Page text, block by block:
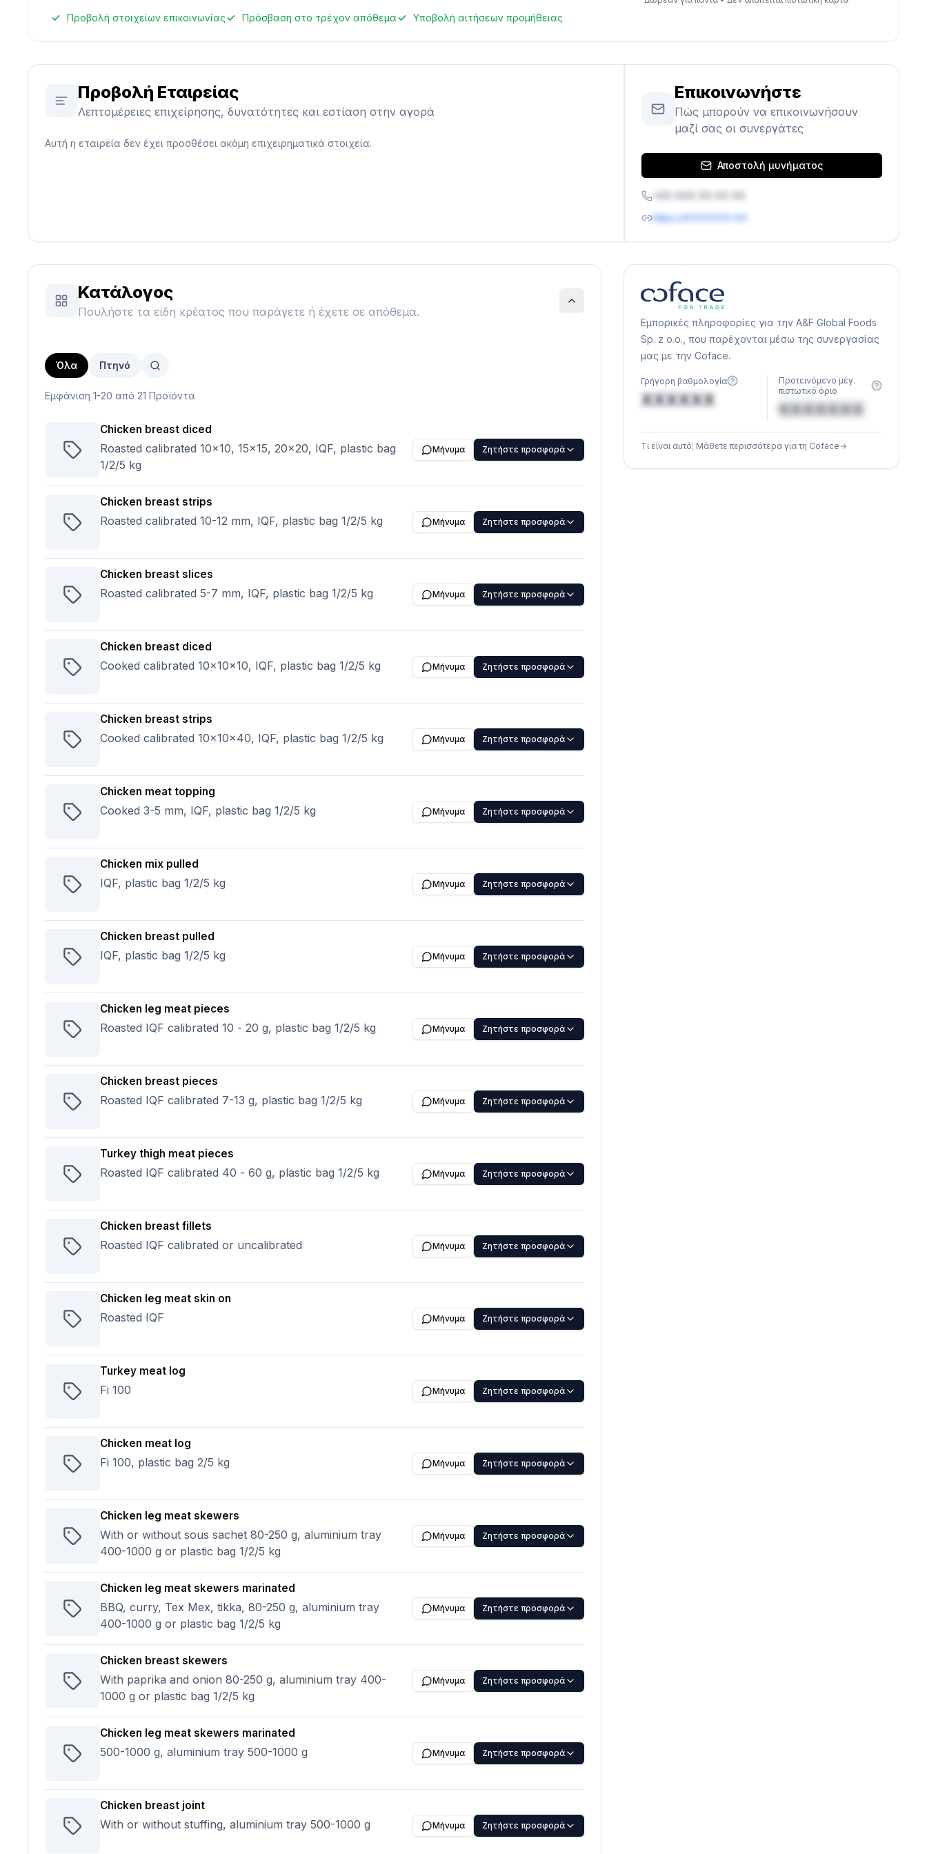
Προβολή στοιχείων επικοινωνίας Πρόσβαση στο τρέχον απόθεμα Υποβολή αιτήσεων προμήθειας
Προβολή Εταιρείας
Λεπτομέρειες επιχείρησης, δυνατότητες και εστίαση στην αγορά
Αυτή η εταιρεία δεν έχει προσθέσει ακόμη επιχειρηματικά στοιχεία.
Επικοινωνήστε
Πώς μπορούν να επικοινωνήσουν
μαζί σας οι συνεργάτες
Αποστολή μυνήματος
+XX XXX XX XX XX
https://XXXXXXX.XX
Κατάλογος
Πουλήστε τα είδη κρέατος που παράγετε ή έχετε σε απόθεμα.
Όλα Πτηνό
Εμφάνιση 1-20 από 21 Προϊόντα
Chicken breast diced
Roasted calibrated 10x10, 15x15, 20x20, IQF, plastic bag
1/2/5 kg
Μήνυμα Ζητήστε προσφορά
Chicken breast strips
Roasted calibrated 10-12 mm, IQF, plastic bag 1/2/5 kg Μήνυμα Ζητήστε προσφορά
Chicken breast slices
Roasted calibrated 5-7 mm, IQF, plastic bag 1/2/5 kg Μήνυμα Ζητήστε προσφορά
Chicken breast diced
Cooked calibrated 10x10x10, IQF, plastic bag 1/2/5 kg Μήνυμα Ζητήστε προσφορά
Chicken breast strips
Cooked calibrated 10x10x40, IQF, plastic bag 1/2/5 kg Μήνυμα Ζητήστε προσφορά
Chicken meat topping
Cooked 3-5 mm, IQF, plastic bag 1/2/5 kg Μήνυμα Ζητήστε προσφορά
Chicken mix pulled
IQF, plastic bag 1/2/5 kg Μήνυμα Ζητήστε προσφορά
Chicken breast pulled
IQF, plastic bag 1/2/5 kg Μήνυμα Ζητήστε προσφορά
Chicken leg meat pieces
Roasted IQF calibrated 10 - 20 g, plastic bag 1/2/5 kg Μήνυμα Ζητήστε προσφορά
Chicken breast pieces
Roasted IQF calibrated 7-13 g, plastic bag 1/2/5 kg Μήνυμα Ζητήστε προσφορά
Turkey thigh meat pieces
Roasted IQF calibrated 40 - 60 g, plastic bag 1/2/5 kg Μήνυμα Ζητήστε προσφορά
Chicken breast fillets
Roasted IQF calibrated or uncalibrated Μήνυμα Ζητήστε προσφορά
Chicken leg meat skin on
Roasted IQF Μήνυμα Ζητήστε προσφορά
Turkey meat log
Fi 100 Μήνυμα Ζητήστε προσφορά
Chicken meat log
Fi 100, plastic bag 2/5 kg Μήνυμα Ζητήστε προσφορά
Chicken leg meat skewers
With or without sous sachet 80-250 g, aluminium tray
400-1000 g or plastic bag 1/2/5 kg
Μήνυμα Ζητήστε προσφορά
Chicken leg meat skewers marinated
BBQ, curry, Tex Mex, tikka, 80-250 g, aluminium tray
400-1000 g or plastic bag 1/2/5 kg
Μήνυμα Ζητήστε προσφορά
Chicken breast skewers
With paprika and onion 80-250 g, aluminium tray 400-
1000 g or plastic bag 1/2/5 kg
Μήνυμα Ζητήστε προσφορά
Chicken leg meat skewers marinated
500-1000 g, aluminium tray 500-1000 g Μήνυμα Ζητήστε προσφορά
Chicken breast joint
With or without stuffing, aluminium tray 500-1000 g Μήνυμα Ζητήστε προσφορά
Εμπορικές πληροφορίες για την A&F Global Foods
Sp. z o.o., που παρέχονται μέσω της συνεργασίας
μας με την Coface.
Γρήγορη βαθμολογία
XXXXXX
Προτεινόμενο μέγ.
πιστωτικό όριο
€XXXXXX
Τι είναι αυτό; Μάθετε περισσότερα για τη Coface